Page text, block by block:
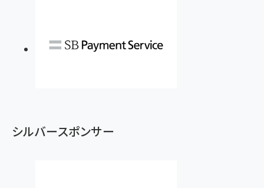
シルバースポンサー